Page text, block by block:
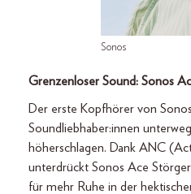
Sonos
Grenzenloser Sound: Sonos
Der erste Kopfhörer von
Soundliebhaber:innen
höherschlagen. Dank ANC
unterdrückt Sonos Ace
für mehr Ruhe in der